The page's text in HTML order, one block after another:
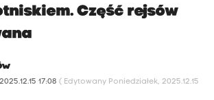
Część rejsów
17:08 ( Edytowany Poniedziałek, 2025.12.15